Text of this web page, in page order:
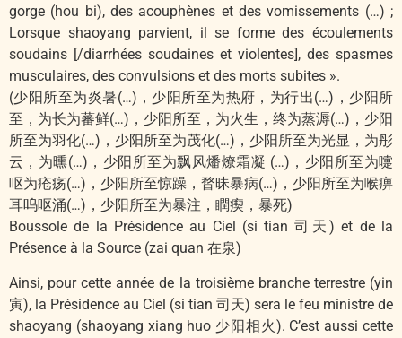
gorge (hou bi), des acouphènes et des vomissements (…) ;
Lorsque shaoyang parvient, il se forme des écoulements
soudains [/diarrhées soudaines et violentes], des spasmes
musculaires, des convulsions et des morts subites ».
(少阳所至为炎暑(…)，少阳所至为热府，为行出(…)，少阳所
至，为长为蕃鲜(…)，少阳所至，为火生，终为蒸溽(…)，少阳
所至为羽化(…)，少阳所至为茂化(…)，少阳所至为光显，为彤
云，为曛(…)，少阳所至为飘风燔燎霜凝 (…)，少阳所至为嚏
呕为疮疡(…)，少阳所至惊躁，瞀昧暴病(…)，少阳所至为喉痹
耳呜呕涌(…)，少阳所至为暴注，瞤瘈，暴死)
Boussole de la Présidence au Ciel (si tian 司天) et de la
Présence à la Source (zai quan 在泉)
Ainsi, pour cette année de la troisième branche terrestre (yin
寅), la Présidence au Ciel (si tian 司天) sera le feu ministre de
shaoyang (shaoyang xiang huo 少阳相火). C’est aussi cette